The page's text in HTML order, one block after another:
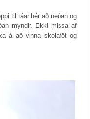
til táar hér að neðan og
myndir. Ekki missa af
á að vinna skólaföt og